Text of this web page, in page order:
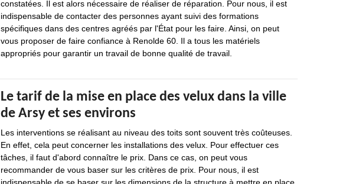
constatées. Il est alors nécessaire de réaliser de réparation. Pour nous, il est
indispensable de contacter des personnes ayant suivi des formations
spécifiques dans des centres agréés par l'État pour les faire. Ainsi, on peut
vous proposer de faire confiance à Renolde 60. Il a tous les matériels
appropriés pour garantir un travail de bonne qualité de travail.
Le tarif de la mise en place des velux dans la ville
de Arsy et ses environs
Les interventions se réalisant au niveau des toits sont souvent très coûteuses.
En effet, cela peut concerner les installations des velux. Pour effectuer ces
tâches, il faut d'abord connaître le prix. Dans ce cas, on peut vous
recommander de vous baser sur les critères de prix. Pour nous, il est